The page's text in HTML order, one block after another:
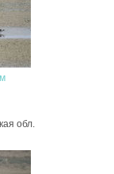
обл.